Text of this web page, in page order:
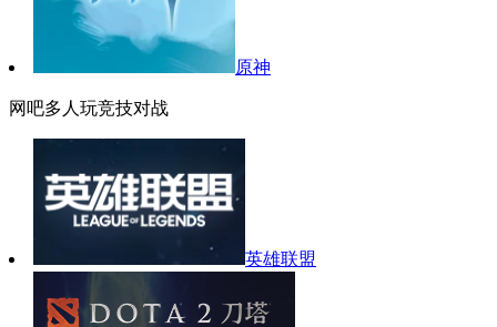
原神
网吧多人玩竞技对战
英雄联盟